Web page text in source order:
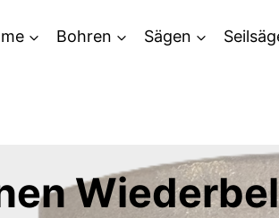
Bohren Sägen